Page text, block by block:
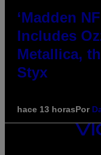
‘Madden
Includes
Metallica,
Styx
hace 13 horasPor
VICE